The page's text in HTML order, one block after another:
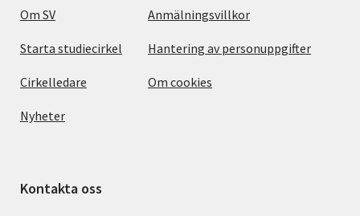
Om SV
Starta studiecirkel
Cirkelledare
Nyheter
Anmälningsvillkor
Hantering av personuppgifter
Om cookies
Kontakta oss